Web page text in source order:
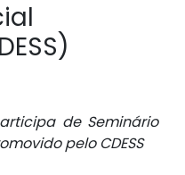
de Seminário
pelo CDESS